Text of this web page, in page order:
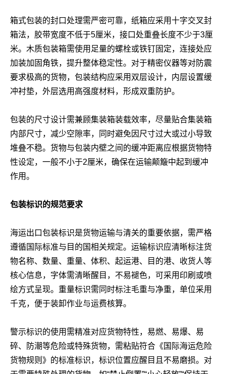
箱式包装的封口处理需严密可靠，纸箱应采用十字交叉封
箱法，胶带宽度不低于5厘米，接口处重叠长度不少于3厘
米。木质包装箱需使用足量的螺栓或铁钉固定，连接处应
加装加固角铁，提升整体稳定性。对于精密仪器等对防震
要求极高的货物，包装结构应采用双层设计，内层设置缓
冲衬垫，外层选用高强度材料，形成双重防护。
包装的尺寸设计需兼顾集装箱装载效率，尽量贴合集装箱
内部尺寸，减少空隙率，同时避免因尺寸过大或过小导致
堆叠不稳。货物与包装内壁之间的缓冲距离应根据货物特
性设定，一般不小于2厘米，确保在运输颠簸中起到缓冲
作用。
包装标识的规范要求
海运出口包装标识是货物运输与清关的重要依据，需严格
遵循国际标准与目的国相关规定。运输标识应清晰标注货
物名称、数量、重量、体积、起运港、目的港、收货人等
核心信息，字体需清晰醒目，不易褪色，可采用印刷或喷
绘方式呈现。重量标识需同时标注毛重与净重，单位采用
千克，便于装卸作业与运费核算。
警示标识的使用需精准对应货物特性，易燃、易爆、易
碎、防潮等危险或特殊货物，需粘贴符合《国际海运危险
货物规则》的标准标识，标识位置应醒目且不易磨损。对